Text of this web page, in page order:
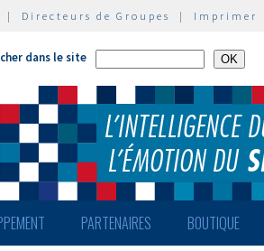
| Directeurs de Groupes | Imprimer
dans le site
PARTENAIRES BOUTIQUE